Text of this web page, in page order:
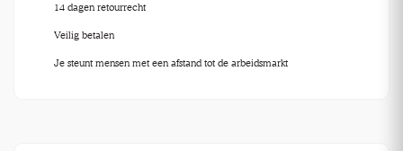
14 dagen retourrecht
Veilig betalen
Je steunt mensen met een afstand tot de arbeidsmarkt